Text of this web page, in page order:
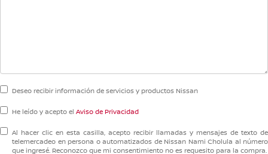
Deseo recibir información de servicios y productos Nissan
He leído y acepto el Aviso de Privacidad
Al hacer clic en esta casilla, acepto recibir llamadas y mensajes de texto de
telemercadeo en persona o automatizados de Nissan Nami Cholula al número
que ingresé. Reconozco que mi consentimiento no es requesito para la compra.